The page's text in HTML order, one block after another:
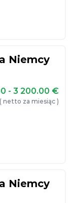
Niemcy
- 3 200.00 €
( netto za miesiąc )
Niemcy